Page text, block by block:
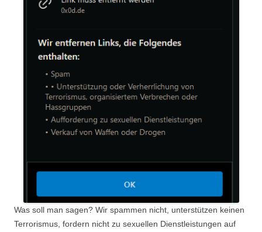
Was soll man sagen? Wir spammen nicht, unterstützen keinen
Terrorismus, fordern nicht zu sexuellen Dienstleistungen auf